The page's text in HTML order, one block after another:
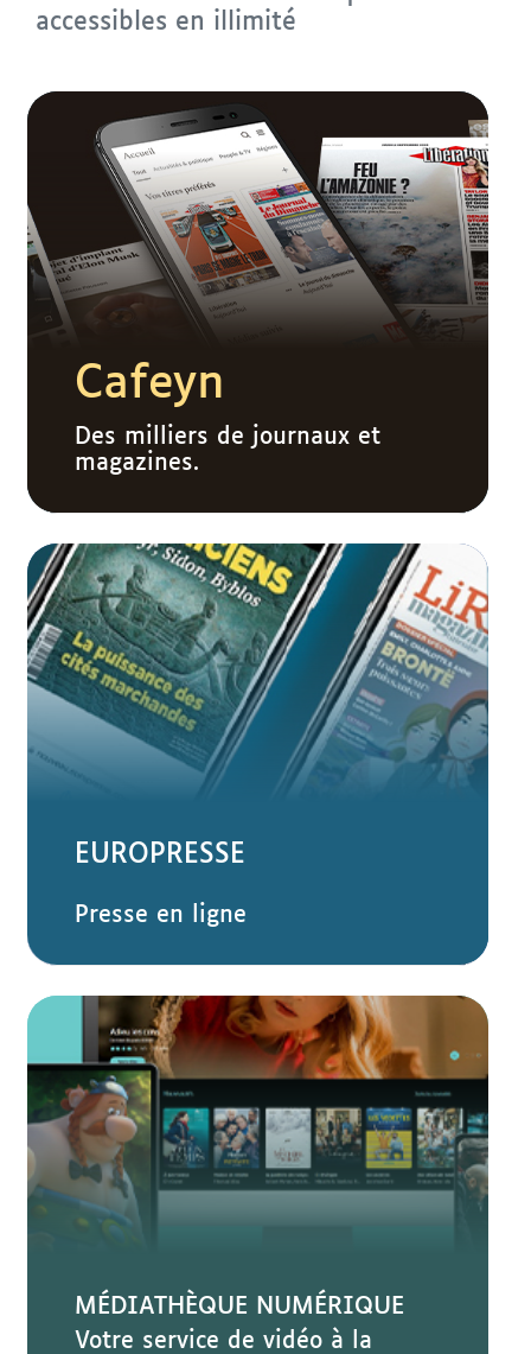
accessibles en illimité
Cafeyn
Des milliers de journaux et
magazines.
EUROPRESSE
Presse en ligne
MÉDIATHÈQUE NUMÉRIQUE
Votre service de vidéo à la